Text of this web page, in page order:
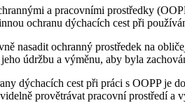
a pracovními prostředky
ochranu dýchacích cest při
nasadit ochranný prostředek na
údržbu a výměnu, aby byla
dýchacích cest při práci s OOPP je
provětrávat pracovní prostředí a